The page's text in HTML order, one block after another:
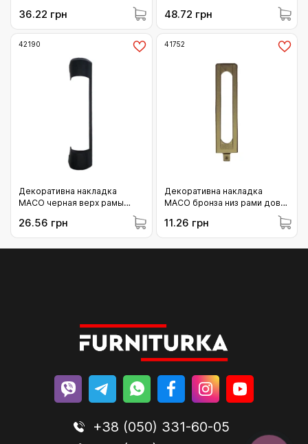
36.22 грн 48.72 грн
42190
Декоративна накладка
MACO черная верх рамы
26.56 грн
41752
Декоративна накладка
MACO бронза низ рами довга
11.26 грн
+38 (050) 331-60-05